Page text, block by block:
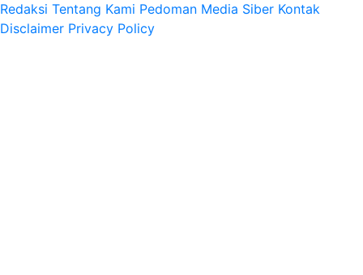
Redaksi Tentang Kami Pedoman Media Siber Kontak
Disclaimer Privacy Policy